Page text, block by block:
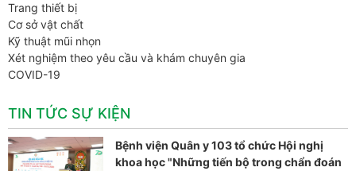
Trang thiết bị
Cơ sở vật chất
Kỹ thuật mũi nhọn
Xét nghiệm theo yêu cầu và khám chuyên gia
COVID-19
TIN TỨC SỰ KIỆN
Bệnh viện Quân y 103 tổ chức Hội nghị
khoa học "Những tiến bộ trong chẩn đoán